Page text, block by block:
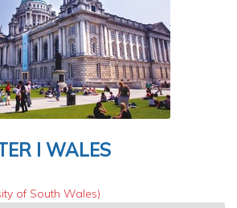
I WALES
of South Wales)